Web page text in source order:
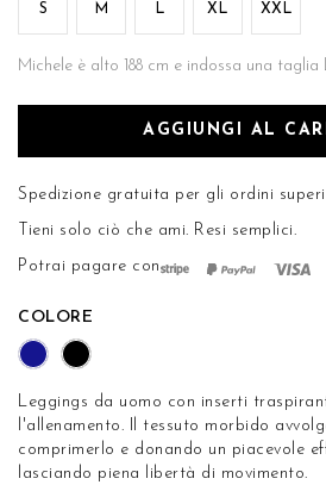
S M L XL XXL
Michele è alto 188 cm e indossa una taglia
AGGIUNGI AL
Spedizione gratuita per gli ordini
Tieni solo ciò che ami. Resi semplici.
Potrai pagare con
COLORE
Leggings da uomo con inserti
l'allenamento. Il tessuto morbido
comprimerlo e donando un piacevole
lasciando piena libertà di movimento.